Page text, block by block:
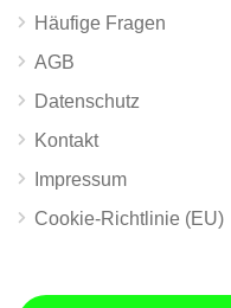
Häufige Fragen
AGB
Datenschutz
Kontakt
Impressum
Cookie-Richtlinie (EU)